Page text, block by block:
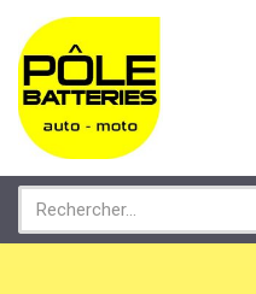
Aller
au
contenu